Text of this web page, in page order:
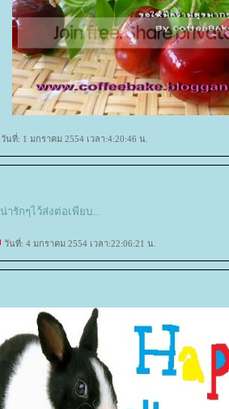
วันที่: 1 มกราคม 2554 เวลา:4:20:46 น.
วันที่: 4 มกราคม 2554 เวลา:22:06:21 น.